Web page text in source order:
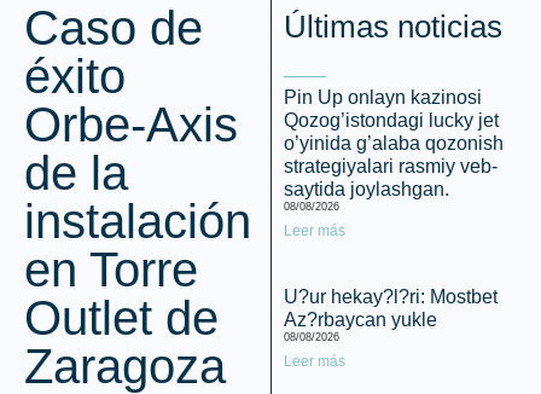
Caso de
éxito
Orbe-Axis
de la
instalación
en Torre
Outlet de
Zaragoza
Últimas noticias
Pin Up onlayn kazinosi
Qozog’istondagi lucky jet
o’yinida g’alaba qozonish
strategiyalari rasmiy veb-
saytida joylashgan.
08/08/2026
Leer más
U?ur hekay?l?ri: Mostbet
Az?rbaycan yukle
08/08/2026
Leer más